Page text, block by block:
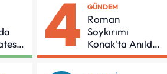
4 GÜNDEM
Roman
Soykırımı
Konak'ta Anıldı:
"Eşit Bir Yaşam